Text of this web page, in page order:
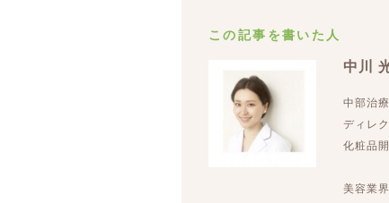
この記事を書いた人
中川
中部治
ディレ
化粧品
美容業